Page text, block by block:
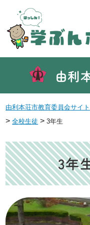
由利
由利本荘市教育委員会サイト
>全校生徒 >3年生
3年